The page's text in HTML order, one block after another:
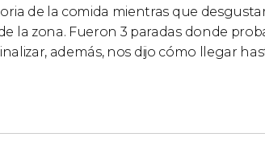
de la comida mientras que
la zona. Fueron 3 paradas donde
además, nos dijo cómo llegar